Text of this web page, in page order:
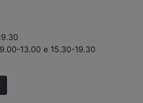
13.00 e 15.30-19.30
YouTube